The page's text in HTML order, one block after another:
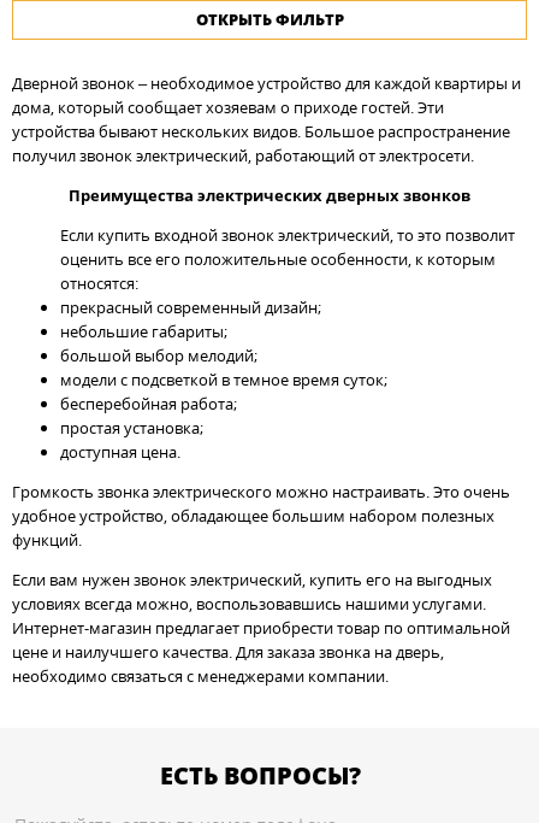
ОТКРЫТЬ ФИЛЬТР
Дверной звонок – необходимое устройство для каждой квартиры и
дома, который сообщает хозяевам о приходе гостей. Эти
устройства бывают нескольких видов. Большое распространение
получил звонок электрический, работающий от электросети.
Преимущества электрических дверных звонков
Если купить входной звонок электрический, то это позволит
оценить все его положительные особенности, к которым
относятся:
прекрасный современный дизайн;
небольшие габариты;
большой выбор мелодий;
модели с подсветкой в темное время суток;
бесперебойная работа;
простая установка;
доступная цена.
Громкость звонка электрического можно настраивать. Это очень
удобное устройство, обладающее большим набором полезных
функций.
Если вам нужен звонок электрический, купить его на выгодных
условиях всегда можно, воспользовавшись нашими услугами.
Интернет-магазин предлагает приобрести товар по оптимальной
цене и наилучшего качества. Для заказа звонка на дверь,
необходимо связаться с менеджерами компании.
ЕСТЬ ВОПРОСЫ?